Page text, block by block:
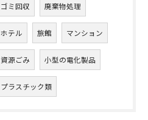
ゴミ回収 廃棄物処理
ホテル 旅館 マンション
資源ごみ 小型の電化製品
プラスチック類